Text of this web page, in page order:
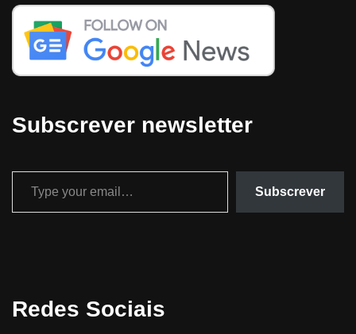
Subscrever newsletter
Subscrever
Redes Sociais